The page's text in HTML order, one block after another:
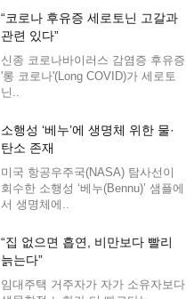
“코로나 후유증 세로토닌 고갈과
관련 있다”
신종 코로나바이러스 감염증 후유증
'롱 코로나'(Long COVID)가 세로토
닌..
소행성 ‘베누’에 생명체 위한 물·
탄소 존재
미국 항공우주국(NASA) 탐사선이
회수한 소행성 ‘베누(Bennu)’ 샘플에
서 생명체에..
“집 없으면 흡연, 비만보다 빨리
늙는다”
임대주택 거주자가 자가 소유자보다